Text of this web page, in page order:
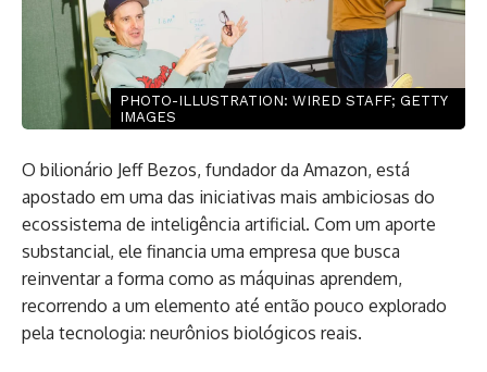
PHOTO-ILLUSTRATION: WIRED STAFF; GETTY
IMAGES
O bilionário Jeff Bezos, fundador da Amazon, está
apostado em uma das iniciativas mais ambiciosas do
ecossistema de inteligência artificial. Com um aporte
substancial, ele financia uma empresa que busca
reinventar a forma como as máquinas aprendem,
recorrendo a um elemento até então pouco explorado
pela tecnologia: neurônios biológicos reais.